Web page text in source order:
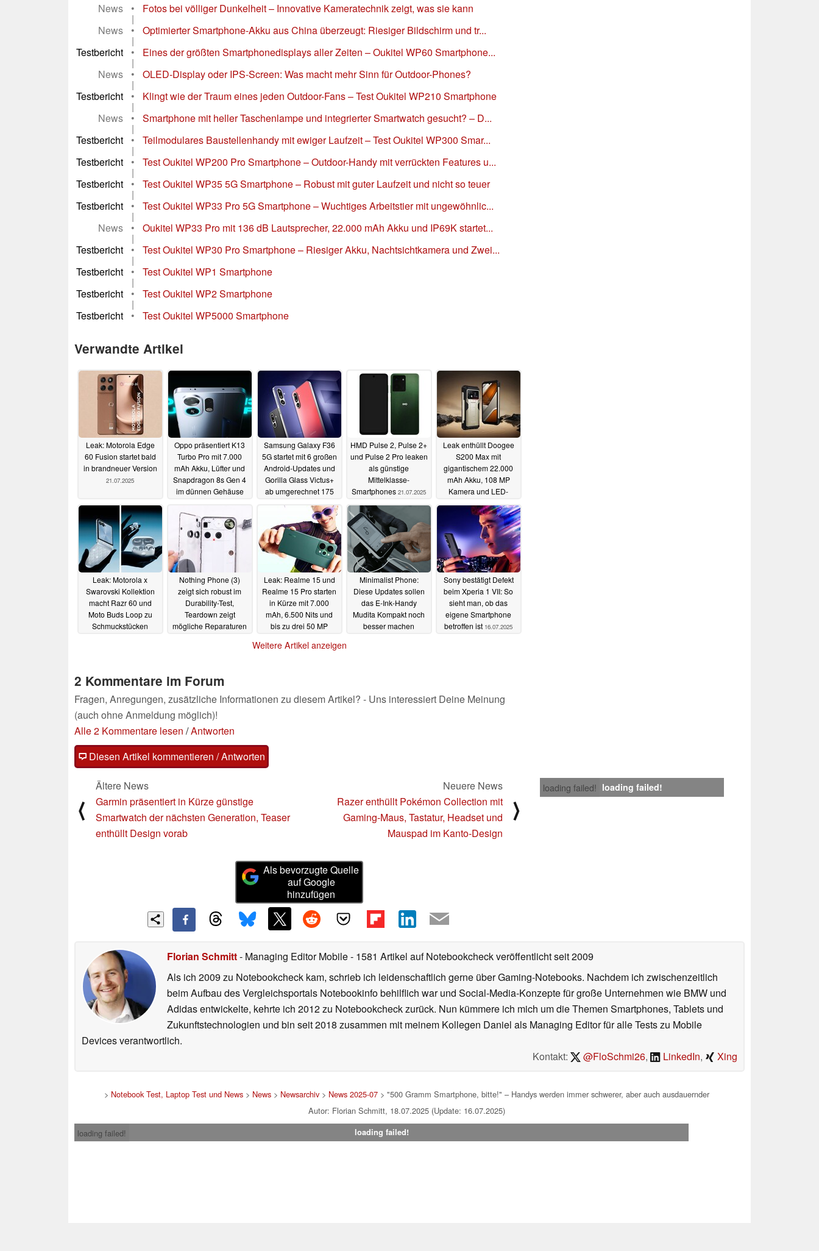
News
• Fotos bei völliger Dunkelheit – Innovative Kameratechnik zeigt, was sie kann
|
News
• Optimierter Smartphone-Akku aus China überzeugt: Riesiger Bildschirm und tr...
|
Testbericht
• Eines der größten Smartphonedisplays aller Zeiten – Oukitel WP60 Smartphone...
|
News
• OLED-Display oder IPS-Screen: Was macht mehr Sinn für Outdoor-Phones?
|
Testbericht
• Klingt wie der Traum eines jeden Outdoor-Fans – Test Oukitel WP210 Smartphone
|
News
• Smartphone mit heller Taschenlampe und integrierter Smartwatch gesucht? – D...
|
Testbericht
• Teilmodulares Baustellenhandy mit ewiger Laufzeit – Test Oukitel WP300 Smar...
|
Testbericht
• Test Oukitel WP200 Pro Smartphone – Outdoor-Handy mit verrückten Features u...
|
Testbericht
• Test Oukitel WP35 5G Smartphone – Robust mit guter Laufzeit und nicht so teuer
|
Testbericht
• Test Oukitel WP33 Pro 5G Smartphone – Wuchtiges Arbeitstier mit ungewöhnlic...
|
News
• Oukitel WP33 Pro mit 136 dB Lautsprecher, 22.000 mAh Akku und IP69K startet...
|
Testbericht
• Test Oukitel WP30 Pro Smartphone – Riesiger Akku, Nachtsichtkamera und Zwei...
|
Testbericht
• Test Oukitel WP1 Smartphone
|
Testbericht
• Test Oukitel WP2 Smartphone
|
Testbericht
• Test Oukitel WP5000 Smartphone
Verwandte Artikel
Leak: Motorola Edge
60 Fusion startet bald
in brandneuer Version
21.07.2025
Oppo präsentiert K13
Turbo Pro mit 7.000
mAh Akku, Lüfter und
Snapdragon 8s Gen 4
im dünnen Gehäuse
Samsung Galaxy F36
5G startet mit 6 großen
Android-Updates und
Gorilla Glass Victus+
ab umgerechnet 175
21.07.2025
HMD Pulse 2, Pulse 2+
und Pulse 2 Pro leaken
als günstige
Mittelklasse-
Smartphones 21.07.2025
Leak enthüllt Doogee
S200 Max mit
gigantischem 22.000
mAh Akku, 108 MP
Kamera und LED-
21.07.2025
Leak: Motorola x
Swarovski Kollektion
macht Razr 60 und
Moto Buds Loop zu
Schmuckstücken
Nothing Phone (3)
zeigt sich robust im
Durability-Test,
Teardown zeigt
mögliche Reparaturen
Leak: Realme 15 und
Realme 15 Pro starten
in Kürze mit 7.000
mAh, 6.500 Nits und
bis zu drei 50 MP
Minimalist Phone:
Diese Updates sollen
das E-Ink-Handy
Mudita Kompakt noch
besser machen
Sony bestätigt Defekt
beim Xperia 1 VII: So
sieht man, ob das
eigene Smartphone
betroffen ist 16.07.2025
Weitere Artikel anzeigen
2 Kommentare im Forum
Fragen, Anregungen, zusätzliche Informationen zu diesem Artikel? - Uns interessiert Deine Meinung
(auch ohne Anmeldung möglich)!
Alle 2 Kommentare lesen /Antworten
Diesen Artikel kommentieren / Antworten
loading failed! loading failed!
⟨
Ältere News
Garmin präsentiert in Kürze günstige
Smartwatch der nächsten Generation, Teaser
enthüllt Design vorab
Neuere News
Razer enthüllt Pokémon Collection mit
Gaming-Maus, Tastatur, Headset und
Mauspad im Kanto-Design
⟩
Als bevorzugte Quelle
auf Google
hinzufügen
Florian Schmitt- Managing Editor Mobile- 1581 Artikel auf Notebookcheck veröffentlichtseit 2009
Als ich 2009 zu Notebookcheck kam, schrieb ich leidenschaftlich gerne über Gaming-Notebooks. Nachdem ich zwischenzeitlich
beim Aufbau des Vergleichsportals Notebookinfo behilflich war und Social-Media-Konzepte für große Unternehmen wie BMW und
Adidas entwickelte, kehrte ich 2012 zu Notebookcheck zurück. Nun kümmere ich mich um die Themen Smartphones, Tablets und
Zukunftstechnologien und bin seit 2018 zusammen mit meinem Kollegen Daniel als Managing Editor für alle Tests zu Mobile
Devices verantwortlich.
Kontakt:
@FloSchmi26, LinkedIn, Xing
> Notebook Test, Laptop Test und News> News> Newsarchiv> News 2025-07> "500 Gramm Smartphone, bitte!" – Handys werden immer schwerer, aber auch ausdauernder
Autor: Florian Schmitt, 18.07.2025 (Update: 16.07.2025)
loading failed!
loading failed!